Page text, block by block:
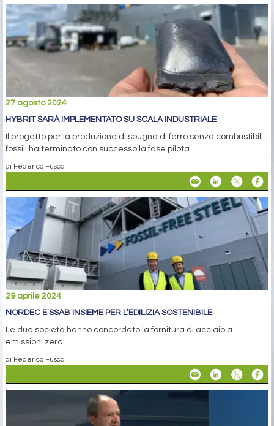
27 agosto 2024
HYBRIT SARÀ IMPLEMENTATO SU SCALA INDUSTRIALE
Il progetto per la produzione di spugna di ferro senza combustibili
fossili ha terminato con successo la fase pilota
di Federico Fusca
29 aprile 2024
NORDEC E SSAB INSIEME PER L’EDILIZIA SOSTENIBILE
Le due società hanno concordato la fornitura di acciaio a
emissioni zero
di Federico Fusca